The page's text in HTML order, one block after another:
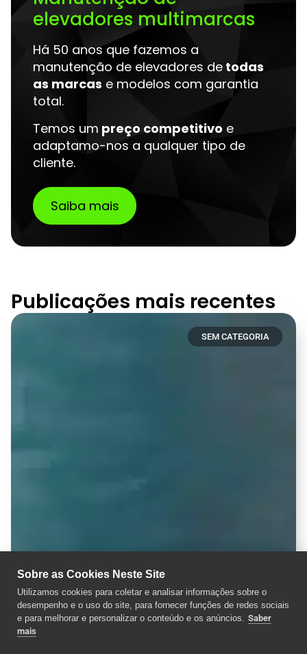
elevadores multimarcas
Há 50 anos que fazemos a
manutenção de elevadores de todas
as marcas e modelos com garantia
total.
Temos um preço competitivo e
adaptamo-nos a qualquer tipo de
cliente.
Saiba mais
Publicações mais recentes
SEM CATEGORIA
Sobre as Cookies Neste Site
Utilizamos cookies para coletar e analisar informações sobre o
desempenho e o uso do site, para fornecer funções de redes sociais
e para melhorar e personalizar o conteúdo e os anúncios. Saber
mais